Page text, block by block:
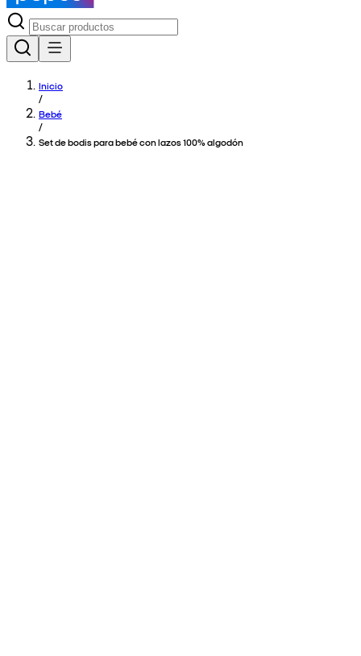
Inicio
/
Bebé
/
Set de bodis para bebé con lazos 100% algodón